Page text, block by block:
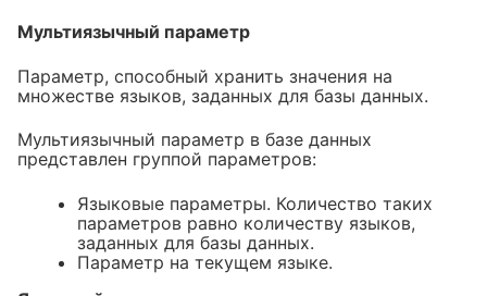
Мультиязычный параметр
Параметр, способный хранить значения на
множестве языков, заданных для базы данных.
Мультиязычный параметр в базе данных
представлен группой параметров:
Языковые параметры. Количество таких
параметров равно количеству языков,
заданных для базы данных.
Параметр на текущем языке.